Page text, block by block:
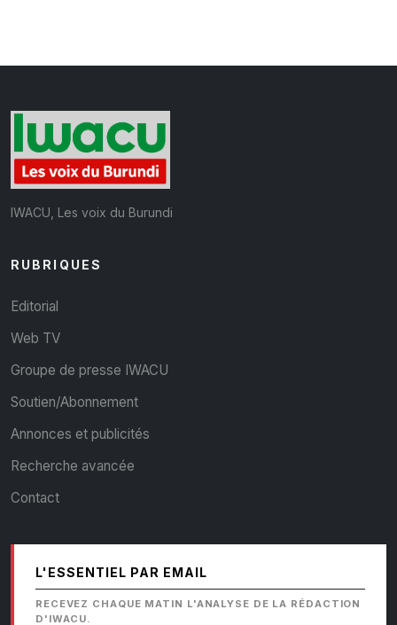
IWACU, Les voix du Burundi
RUBRIQUES
Editorial
Web TV
Groupe de presse IWACU
Soutien/Abonnement
Annonces et publicités
Recherche avancée
Contact
L'ESSENTIEL PAR EMAIL
RECEVEZ CHAQUE MATIN L'ANALYSE DE LA RÉDACTION
D'IWACU.